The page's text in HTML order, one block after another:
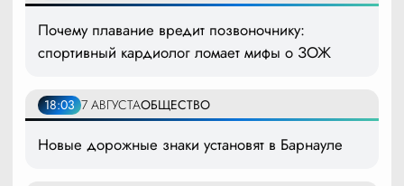
Почему плавание вредит позвоночнику:
спортивный кардиолог ломает мифы о ЗОЖ
18:03 7 АВГУСТАОБЩЕСТВО
Новые дорожные знаки установят в Барнауле